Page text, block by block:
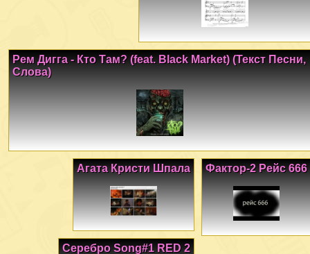
Рем Дигга - Кто Там? (feat. Black Market) (Текст Песни,
Слова)
Фактор-2 Рейс 666
Агата Кристи Шпала
Серебро Song#1 RED 2